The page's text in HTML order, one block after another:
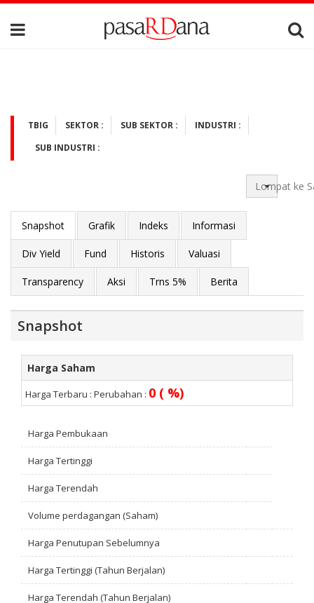
TBIG SEKTOR : SUB SEKTOR :
INDUSTRI :
SUB INDUSTRI :
Lompat ke
Snapshot Grafik Indeks Informasi
Div Yield Fund Historis Valuasi
Transparency Aksi Trns 5% Berita
Snapshot
Harga Saham
Harga Terbaru : Perubahan : 0 ( %)
Harga Pembukaan
Harga Tertinggi
Harga Terendah
Volume perdagangan (Saham)
Harga Penutupan Sebelumnya
Harga Tertinggi (Tahun Berjalan)
Harga Terendah (Tahun Berjalan)